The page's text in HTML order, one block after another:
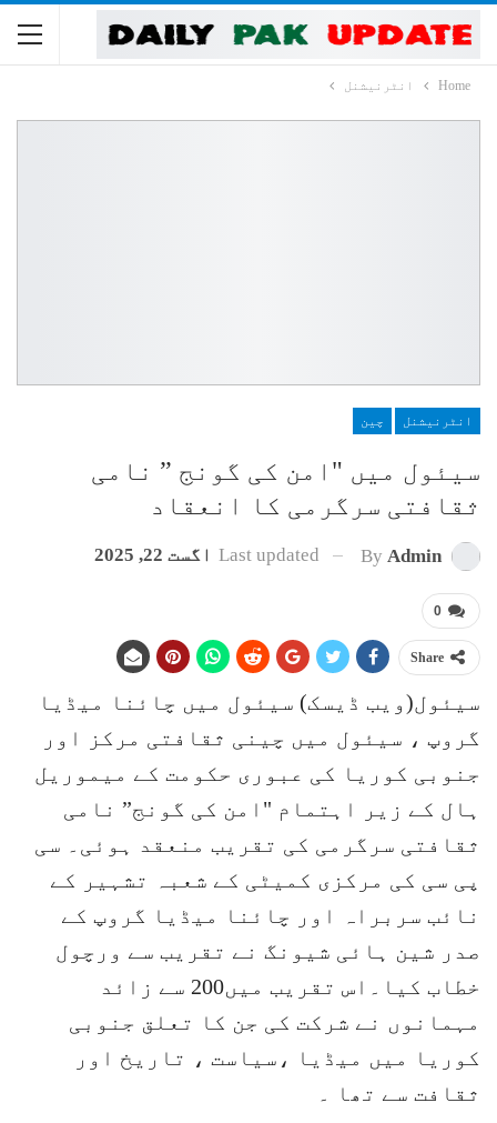
Home انٹرنیشنل
انٹرنیشنل چین
سیئول میں "امن کی گونج ” نامی
ثقافتی سرگرمی کا انعقاد
By Admin
Last updated اگست 22, 2025
0
Share
سیئول(ویب ڈیسک) سیئول میں چائنا میڈیا
گروپ ، سیئول میں چینی ثقافتی مرکز اور
جنوبی کوریا کی عبوری حکومت کے میموریل
ہال کے زیر اہتمام "امن کی گونج” نامی
ثقافتی سرگرمی کی تقریب منعقد ہوئی۔ سی
پی سی کی مرکزی کمیٹی کے شعبہ تشہیر کے
نائب سربراہ اور چائنا میڈیا گروپ کے
صدر شین ہائی شیونگ نے تقریب سے ورچول
خطاب کیا۔اس تقریب میں200 سے زائد
مہمانوں نے شرکت کی جن کا تعلق جنوبی
کوریا میں میڈیا ،سیاست ، تاریخ اور
ثقافت سے تھا ۔